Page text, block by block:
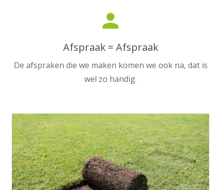
person
Afspraak = Afspraak
De afspraken die we maken komen we ook na, dat is
wel zo handig.